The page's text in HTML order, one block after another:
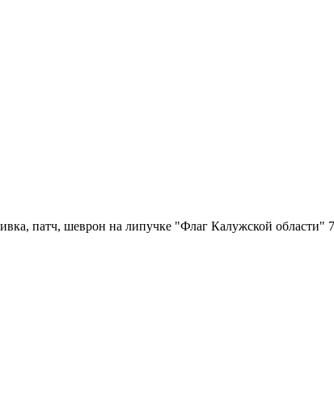
патч, шеврон на липучке "Флаг Калужской области"